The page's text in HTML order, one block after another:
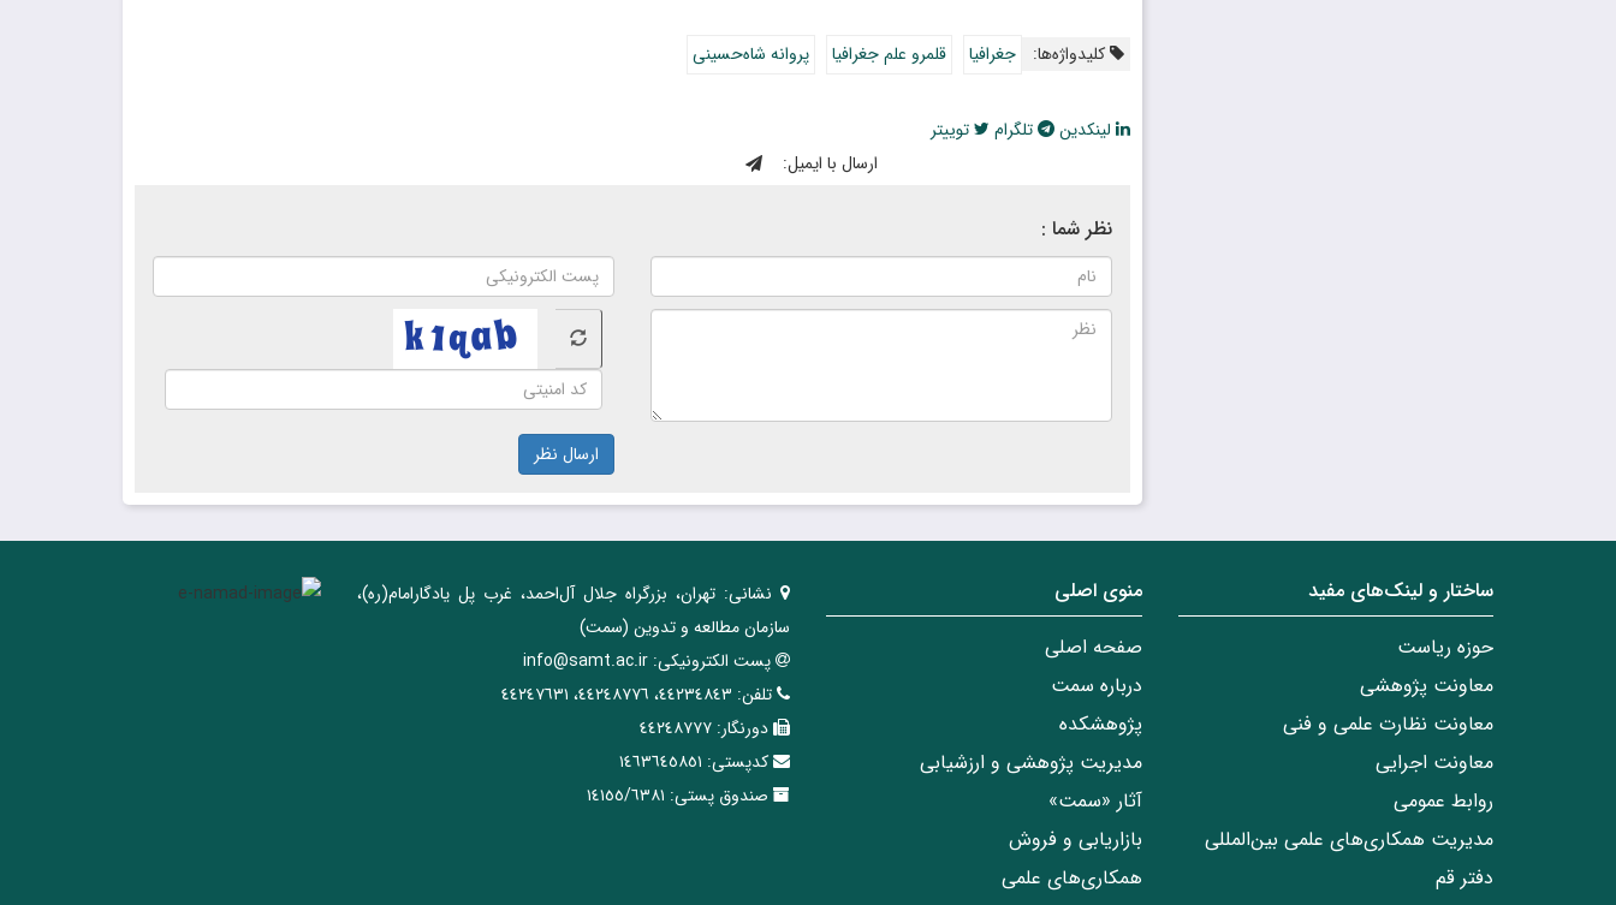
کلیدواژه‌ها: جغرافیا قلمرو علم جغرافیا پروانه شاه‌حسینی
لینکدین تلگرام
توییتر
ارسال با ایمیل:
نظر شما :
ارسال نظر
ساختار‌‌ و‌‌ لینک‌های مفید
حوزه ریاست
معاونت پژوهشی
معاونت نظارت علمی و فنی
معاونت اجرایی
روابط عمومی
مدیریت همکاری‌های علمی بین‌المللی
دفتر قم
منوی اصلی
صفحه اصلی
درباره سمت
پژوهشکده
مدیریت پژوهشی و ارزشیابی
آثار «سمت»
بازاریابی و فروش
همکاری‌های علمی
نشانی: تهران، ‌بزرگراه ‌جلال آل‌احمد، غرب پل يادگار‌امام(ره)‌،
سازمان مطالعه و تدوین‌ (سمت)
پست الکترونیکی: info@samt.ac.ir
تلفن: ٤٤٢٣٤٨٤٣، ٤٤٢٤٨٧٧٦، ٤٤٢٤٧٦٣١
دورنگار: ٤٤٢٤٨٧٧٧
کدپستی: ١٤٦٣٦٤٥٨٥١
صندوق پستی: ١٤١٥٥/٦٣٨١